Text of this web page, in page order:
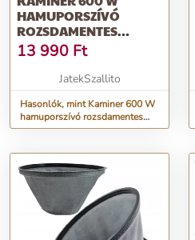
HAMUPORSZÍVÓ
ROZSDAMENTES
ACÉLBÓL – HEPA
SZŰRŐVEL - 4L (BB-
13 990 Ft
JatekSzallito
Hasonlók, mint Kaminer 600 W
hamuporszívó rozsdamentes
acélból – HEPA szűrővel - 4L